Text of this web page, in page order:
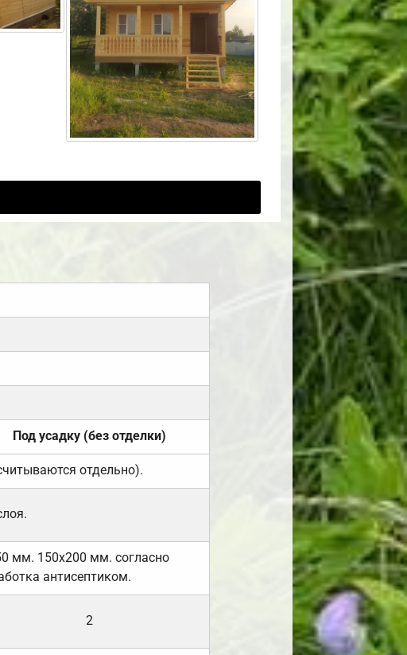
Под усадку (без отделки)
отдельно).
мм. 150х200 мм. согласно
антисептиком.
2